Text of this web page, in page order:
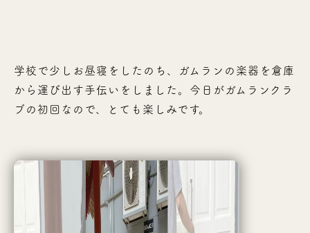
学校で少しお昼寝をしたのち、ガムランの楽器を倉庫
から運び出す手伝いをしました。今日がガムランクラ
ブの初回なので、とても楽しみです。